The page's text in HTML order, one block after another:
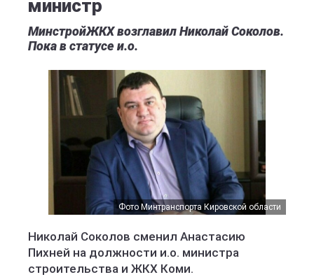
министр
МинстройЖКХ возглавил Николай Соколов.
Пока в статусе и.о.
Фото Минтранспорта Кировской области
Николай Соколов сменил Анастасию
Пихней на должности и.о. министра
строительства и ЖКХ Коми.